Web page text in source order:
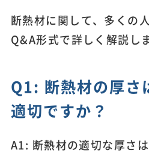
断熱材に関して、多くの
Q&A形式で詳しく解説し
Q1: 断熱材の厚さ
適切ですか？
A1: 断熱材の適切な厚さ